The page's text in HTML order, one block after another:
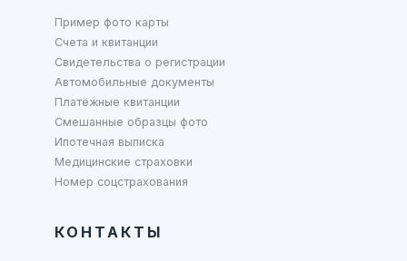
Пример фото карты
Счета и квитанции
Свидетельства о регистрации
Автомобильные документы
Платёжные квитанции
Смешанные образцы фото
Ипотечная выписка
Медицинские страховки
Номер соцстрахования
КОНТАКТЫ